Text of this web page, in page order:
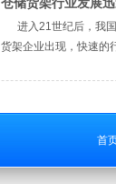
进入21世纪后，我国
货架企业出现，快速的
首